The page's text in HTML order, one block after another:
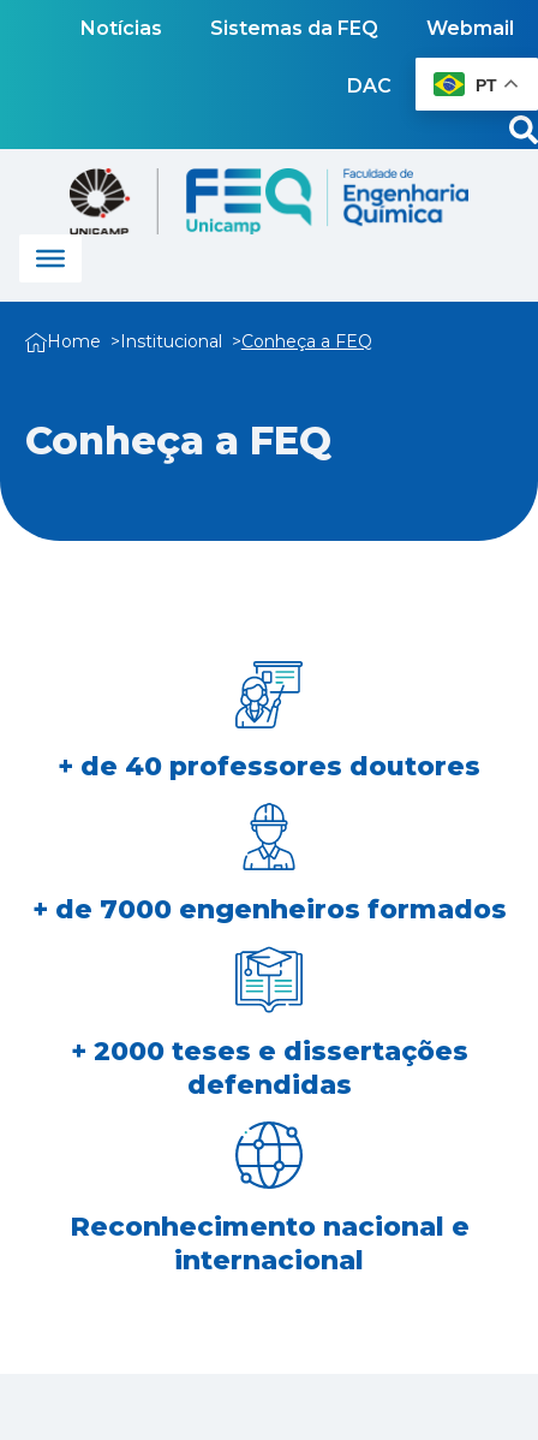
Notícias Sistemas da FEQ Webmail
DAC PT
Home Institucional Conheça a FEQ
Conheça a FEQ
+ de 40 professores doutores
+ de 7000 engenheiros formados
+ 2000 teses e dissertações
defendidas
Reconhecimento nacional e
internacional